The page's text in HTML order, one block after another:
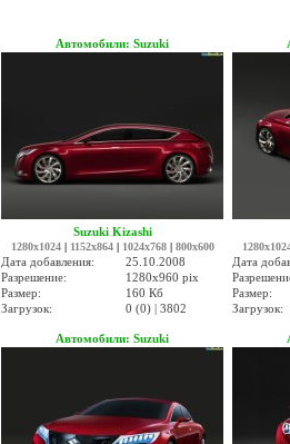
Автомобили: Suzuki
Suzuki Kizashi
1280x1024| 1152x864| 1024x768| 800x600
Дата добавления:
25.10.2008
Разрешение:
1280x960 pix
Размер:
160 Кб
Загрузок:
0 (0) | 3802
Дата
Размер:
Загрузок:
Автомобили: Suzuki